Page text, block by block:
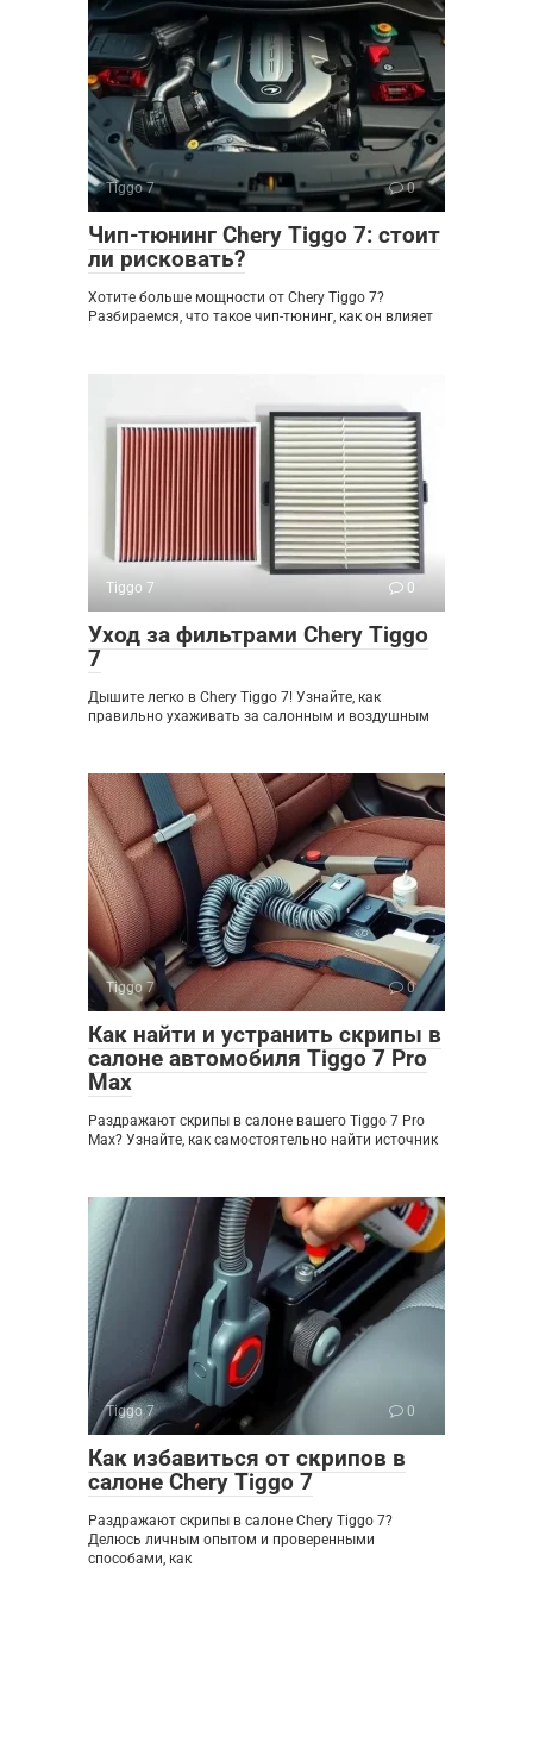
Tiggo 7 0
Чип-тюнинг Chery Tiggo 7: стоит
ли рисковать?
Хотите больше мощности от Chery Tiggo 7?
Разбираемся, что такое чип-тюнинг, как он влияет
Tiggo 7 0
Уход за фильтрами Chery Tiggo
7
Дышите легко в Chery Tiggo 7! Узнайте, как
правильно ухаживать за салонным и воздушным
Tiggo 7 0
Как найти и устранить скрипы в
салоне автомобиля Tiggo 7 Pro
Max
Раздражают скрипы в салоне вашего Tiggo 7 Pro
Max? Узнайте, как самостоятельно найти источник
Tiggo 7 0
Как избавиться от скрипов в
салоне Chery Tiggo 7
Раздражают скрипы в салоне Chery Tiggo 7?
Делюсь личным опытом и проверенными
способами, как